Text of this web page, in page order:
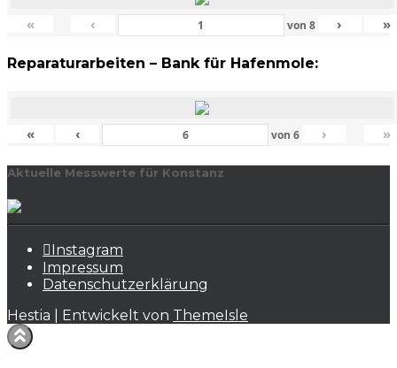
« ‹ von 8 › »
Reparaturarbeiten – Bank für Hafenmole:
« ‹ von6 › »
Aktuelle Messwerte für Konstanz
Instagram
Impressum
Datenschutzerklärung
Hestia | Entwickelt von ThemeIsle